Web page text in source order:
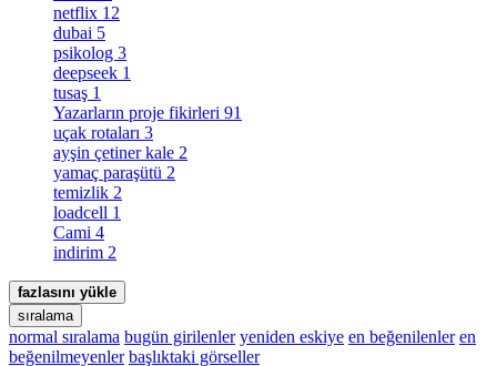
netflix 12
dubai 5
psikolog 3
deepseek 1
tusaş 1
Yazarların proje fikirleri 91
uçak rotaları 3
ayşin çetiner kale 2
yamaç paraşütü 2
temizlik 2
loadcell 1
Cami 4
indirim 2
fazlasını yükle
sıralama
normal sıralama bugün girilenler yeniden eskiye en beğenilenler en
beğenilmeyenler başlıktaki görseller